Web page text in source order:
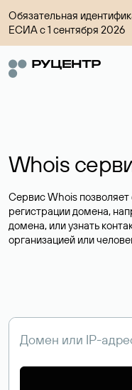
Обязательная
ЕСИА с 1 сентября 2026
Whois
Сервис Whois
регистрации домена,
домена, или узнать
организацией или